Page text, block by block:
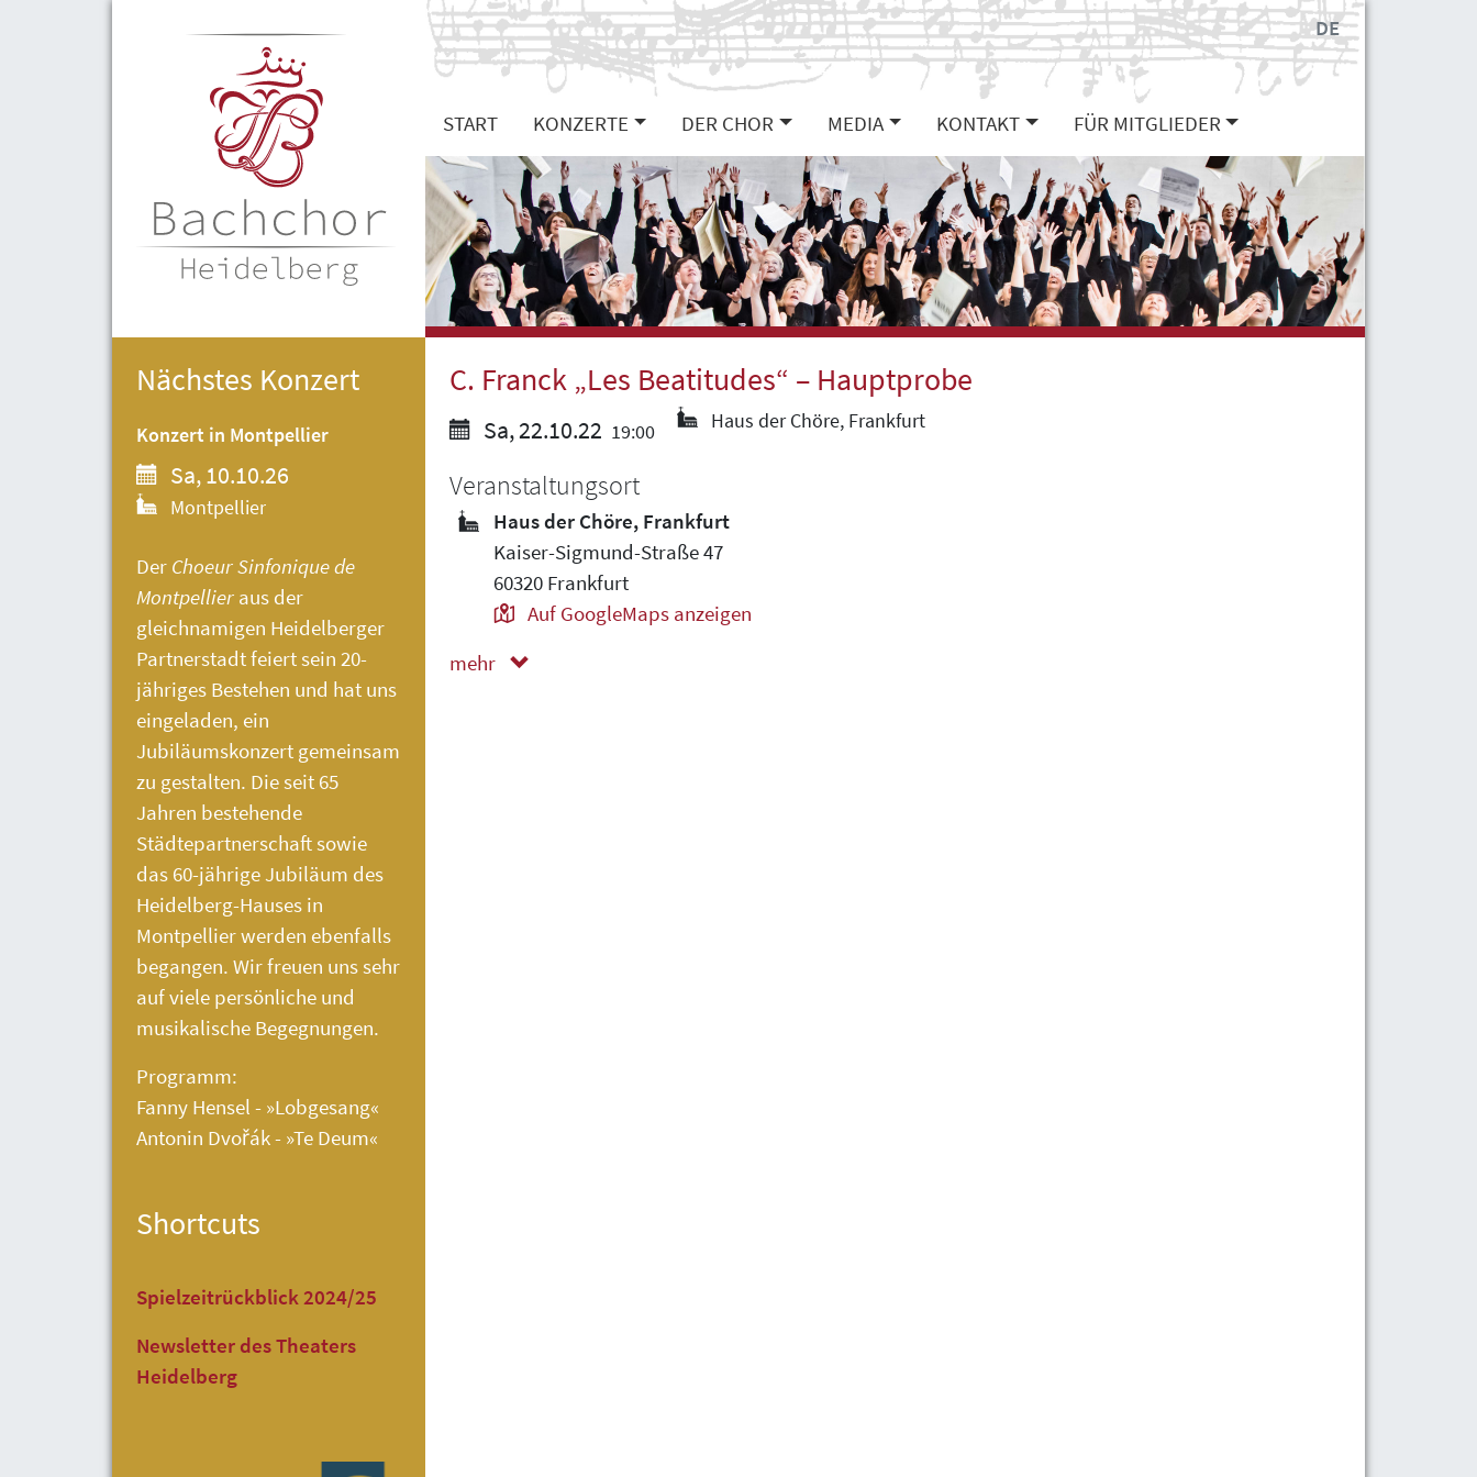
START KONZERTE DER CHOR MEDIA KONTAKT FÜR MITGLIEDER
DE
C. Franck „Les Beatitudes“ – Hauptprobe
Sa, 22.10.22 19:00 Haus der Chöre, Frankfurt
Veranstaltungsort
Haus der Chöre, Frankfurt
Kaiser-Sigmund-Straße 47
60320 Frankfurt
Auf GoogleMaps anzeigen
mehr
Nächstes Konzert
Konzert in Montpellier
Sa, 10.10.26
Montpellier
Der Choeur Sinfonique de
Montpellier aus der
gleichnamigen Heidelberger
Partnerstadt feiert sein 20-
jähriges Bestehen und hat uns
eingeladen, ein
Jubiläumskonzert gemeinsam
zu gestalten. Die seit 65
Jahren bestehende
Städtepartnerschaft sowie
das 60-jährige Jubiläum des
Heidelberg-Hauses in
Montpellier werden ebenfalls
begangen. Wir freuen uns sehr
auf viele persönliche und
musikalische Begegnungen.
Programm:
Fanny Hensel - »Lobgesang«
Antonin Dvořák - »Te Deum«
Shortcuts
Spielzeitrückblick 2024/25
Newsletter des Theaters
Heidelberg